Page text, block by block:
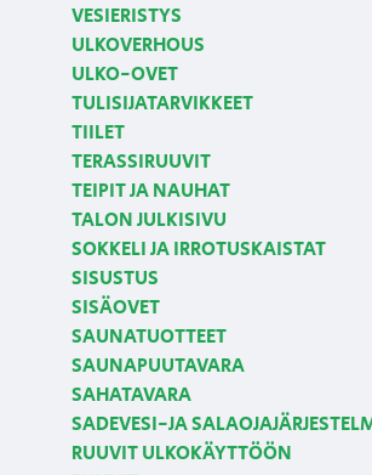
VESIERISTYS
ULKOVERHOUS
ULKO-OVET
TULISIJATARVIKKEET
TIILET
TERASSIRUUVIT
TEIPIT JA NAUHAT
TALON JULKISIVU
SOKKELI JA IRROTUSKAISTAT
SISUSTUS
SISÄOVET
SAUNATUOTTEET
SAUNAPUUTAVARA
SAHATAVARA
SADEVESI-JA
RUUVIT ULKOKÄYTTÖÖN